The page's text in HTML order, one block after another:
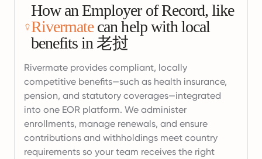
How an Employer of Record, like
Rivermatecan help with local
benefits in 老挝
Rivermate provides compliant, locally
competitive benefits—such as health insurance,
pension, and statutory coverages—integrated
into one EOR platform. We administer
enrollments, manage renewals, and ensure
contributions and withholdings meet country
requirements so your team receives the right